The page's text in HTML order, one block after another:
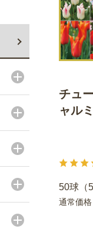
チュ
ャル
50球（
通常価格